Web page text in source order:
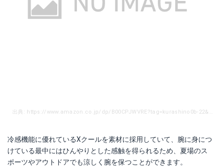
冷感機能に優れているXクールを素材に採用していて、腕に身につ
けている最中にはひんやりとした感触を得られるため、夏場のス
ポーツやアウトドアでも涼しく腕を保つことができます。